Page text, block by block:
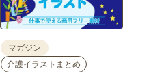
マガジン
介護イラストまとめ
…